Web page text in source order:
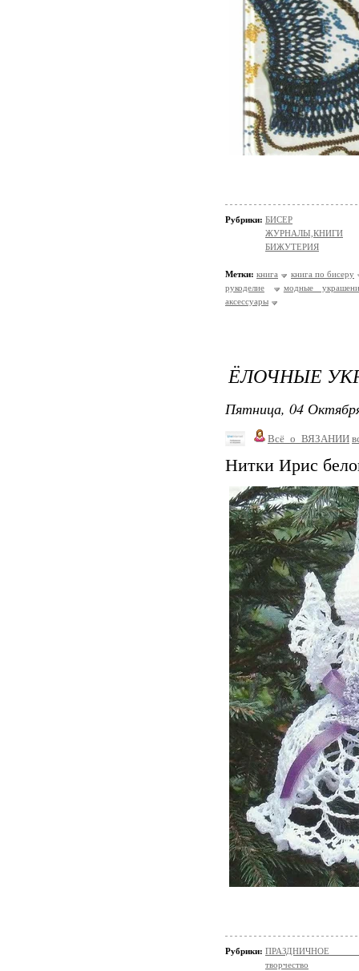
Рубрики: БИСЕР
ЖУРНАЛЫ,КНИГИ
БИЖУТЕРИЯ
Метки: книга
книга по бисеру
рукоделие
модные
аксессуары
ЁЛОЧНЫЕ
Пятница, 04
Всё_о_ВЯЗАНИИ
Нитки Ирис
Рубрики: ПРАЗДНИЧНОЕ
творчество